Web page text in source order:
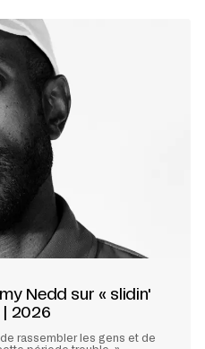
Nedd sur « slidin'
| 2026
rassembler les gens et de